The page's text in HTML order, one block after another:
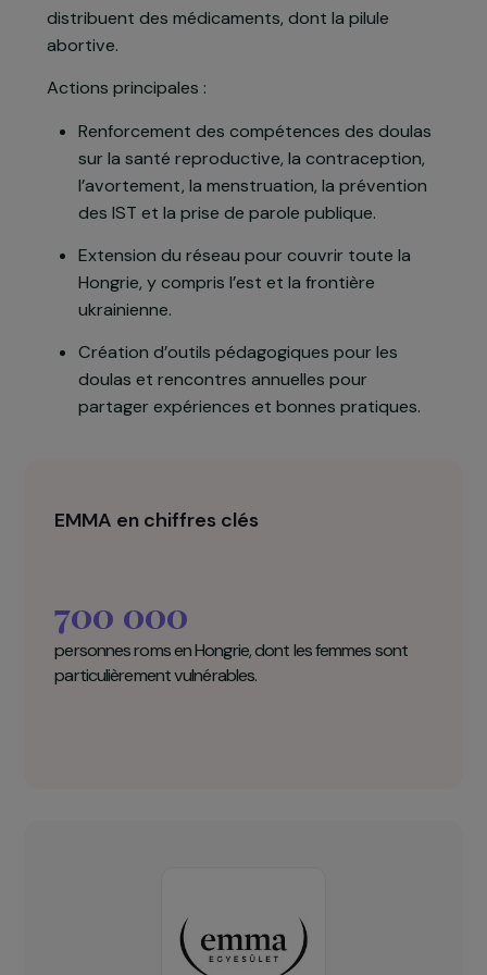
femmes roms enceintes. Le projet repose sur un
sept régions, qui accompagnent les femmes aux
rendez-vous médicaux, diffusent des
informations fiables sur les droits reproductifs et
distribuent des médicaments, dont la pilule
abortive.
Actions principales :
Renforcement des compétences des doulas
l’avortement, la menstruation, la prévention
des IST et la prise de parole publique.
ukrainienne.
partager expériences et bonnes pratiques.
particulièrement vulnérables.